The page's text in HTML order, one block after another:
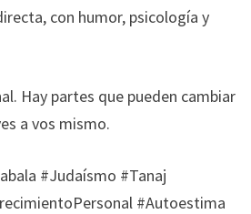
con humor, psicología y
Hay partes que pueden cambiar
a vos mismo.
#Judaísmo #Tanaj
#Autoestima